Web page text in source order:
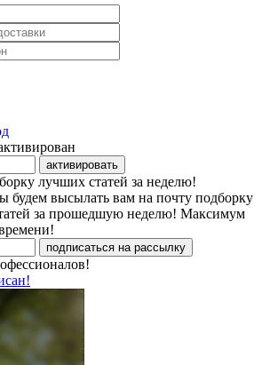
активировать
лучших статей за неделю!
будем высылать вам на почту подборку
за прошедшую неделю! Максимум
подписаться на рассылку